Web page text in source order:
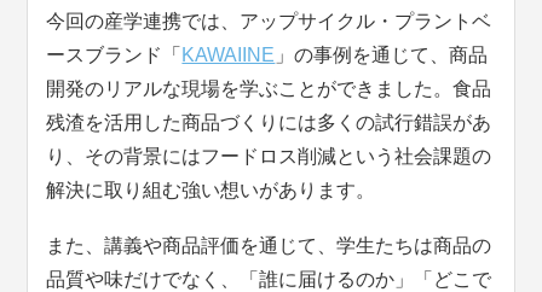
今回の産学連携では、アップサイクル・プラントベ
ースブランド「 KAWAIINE 」の事例を通じて、商品
開発のリアルな現場を学ぶことができました。食品
残渣を活用した商品づくりには多くの試行錯誤があ
り、その背景にはフードロス削減という社会課題の
解決に取り組む強い想いがあります。
また、講義や商品評価を通じて、学生たちは商品の
品質や味だけでなく、「誰に届けるのか」「どこで